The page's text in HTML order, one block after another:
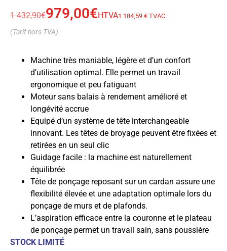
1 432,90€979,00€HTVA1 184,59 € TVAC
(Tarif hors TVA)
Machine très maniable, légère et d’un confort
d’utilisation optimal. Elle permet un travail
ergonomique et peu fatiguant
Moteur sans balais à rendement amélioré et
longévité accrue
Equipé d’un système de tête interchangeable
innovant. Les têtes de broyage peuvent être fixées et
retirées en un seul clic
Guidage facile : la machine est naturellement
équilibrée
Tête de ponçage reposant sur un cardan assure une
flexibilité élevée et une adaptation optimale lors du
ponçage de murs et de plafonds.
L’aspiration efficace entre la couronne et le plateau
de ponçage permet un travail sain, sans poussière
STOCK LIMITÉ